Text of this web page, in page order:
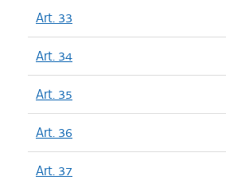
Art. 33
Art. 34
Art. 35
Art. 36
Art. 37